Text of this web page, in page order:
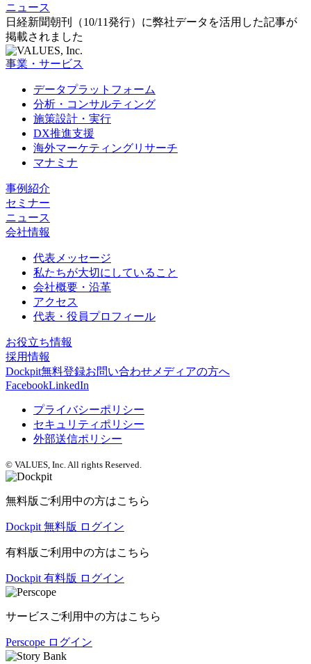
ニュース
日経新聞朝刊（10/11発行）に弊社データを活用した記事が
掲載されました
事業・サービス
データプラットフォーム
分析・コンサルティング
施策設計・実行
DX推進支援
海外マーケティングリサーチ
マナミナ
事例紹介
セミナー
ニュース
会社情報
代表メッセージ
私たちが大切にしていること
会社概要・沿革
アクセス
代表・役員プロフィール
お役立ち情報
採用情報
Dockpit無料登録お問い合わせ メディアの方へ
FacebookLinkedIn
プライバシーポリシー
セキュリティポリシー
外部送信ポリシー
© VALUES, Inc. All rights Reserved.
無料版ご利用中の方はこちら
Dockpit 無料版 ログイン
有料版ご利用中の方はこちら
Dockpit 有料版 ログイン
サービスご利用中の方はこちら
Perscope ログイン